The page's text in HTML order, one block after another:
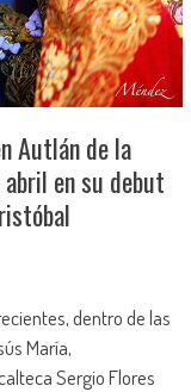
Autlán de la
abril en su debut
dentro de las
María,
Sergio Flores